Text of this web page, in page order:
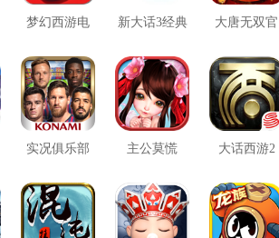
梦幻西游电 新大话3经典 大唐无双官
实况俱乐部 主公莫慌 大话西游2